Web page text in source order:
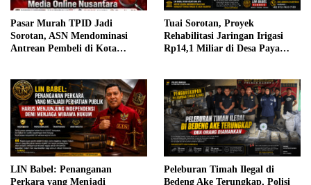
Pasar Murah TPID Jadi
Sorotan, ASN Mendominasi
Antrean Pembeli di Kota
Tuai Sorotan, Proyek
Rehabilitasi Jaringan Irigasi
Rp14,1 Miliar di Desa Paya
LIN Babel: Penanganan
Perkara yang Menjadi
Peleburan Timah Ilegal di
Bedeng Ake Terungkap, Polisi